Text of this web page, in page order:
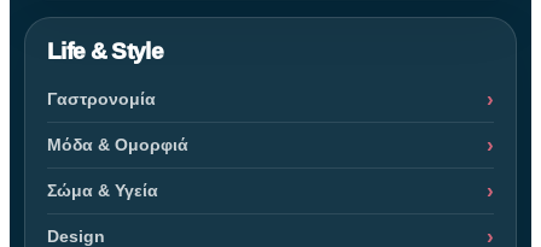
Life & Style
Γαστρονομία
Μόδα & Ομορφιά
Σώμα & Υγεία
Design